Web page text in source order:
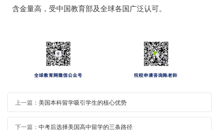
含金量高，受中国教育部及全球各国广泛认可。
上一篇： 美国本科留学吸引学生的核心优势
下一篇： 中考后选择美国高中留学的三条路径